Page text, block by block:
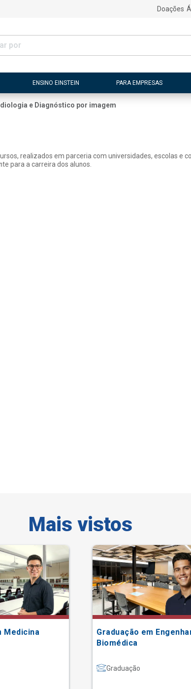
Doações
ENSINO EINSTEIN PARA EMPRESAS
e Diagnóstico por imagem
realizados em parceria com universidades, escolas e
para a carreira dos alunos.
Mais vistos
Medicina
Graduação em
Biomédica
Graduação